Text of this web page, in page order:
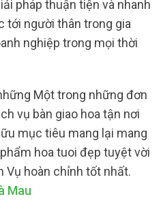
pháp thuận tiện và nhanh
tới người thân trong gia
nghiệp trong mọi thời
Một trong những đơn
vụ bàn giao hoa tận nơi
mục tiêu mang lại mang
hoa tuoi đẹp tuyệt vời
Vụ hoàn chỉnh tốt nhất.
Mau